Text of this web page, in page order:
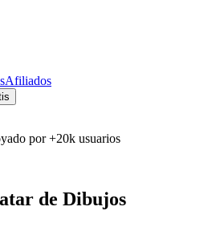
Afiliados
por +20k usuarios
de Dibujos